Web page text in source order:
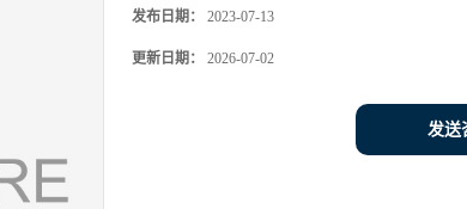
发布日期： 2023-07-13
更新日期： 2026-07-02
发送